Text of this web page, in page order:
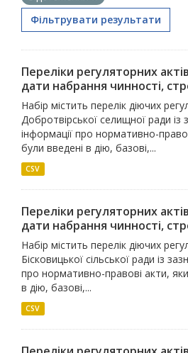
Фільтрувати результати
Переліки регуляторних
дати набрання чинності,
Набір містить перелік діючих
Добротвірської селищної ради із
інформації про нормативно-
були введені в дію, базові,...
CSV
Переліки регуляторних
дати набрання чинності,
Набір містить перелік діючих
Бісковицької сільської ради із
про нормативно-правові акти,
в дію, базові,...
CSV